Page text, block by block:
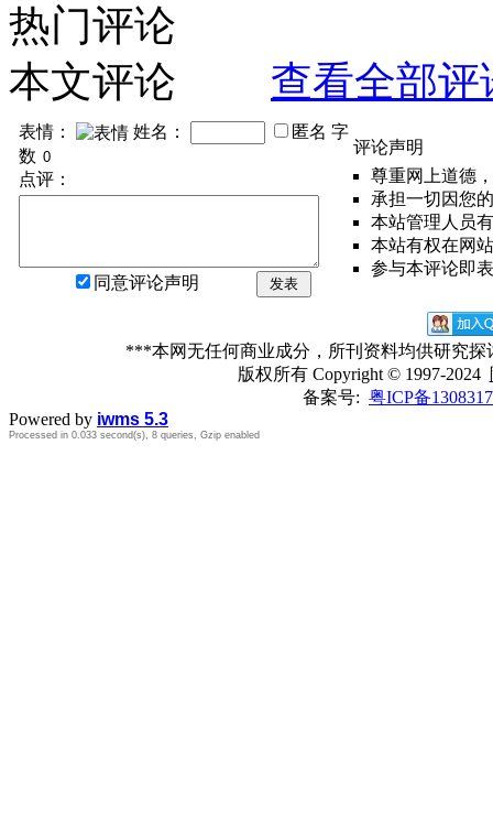
热门评论
本文评论
查看全部评
表情： 姓名： 匿名 字
数
点评：
同意评论声明 发表
评论声明
尊重网上道德
承担一切因您
本站管理人员
本站有权在网
参与本评论即
***本网无任何商业成分，所刊资料均供研究
版权所有 Copyright © 1997-2024
备案号: 粤ICP备
Powered by iwms 5.3
Processed in 0.033 second(s), 8 queries, Gzip enabled